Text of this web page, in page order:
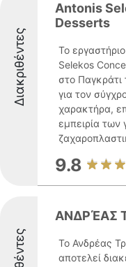
Διακριθέντες
Antonis
Desserts
Το
Selekos
στο Παγκράτι
για τον
χαρακτήρα,
εμπειρία των
9.8
ΑΝΔΡΈΑΣ
Το Ανδρέας
αποτελεί